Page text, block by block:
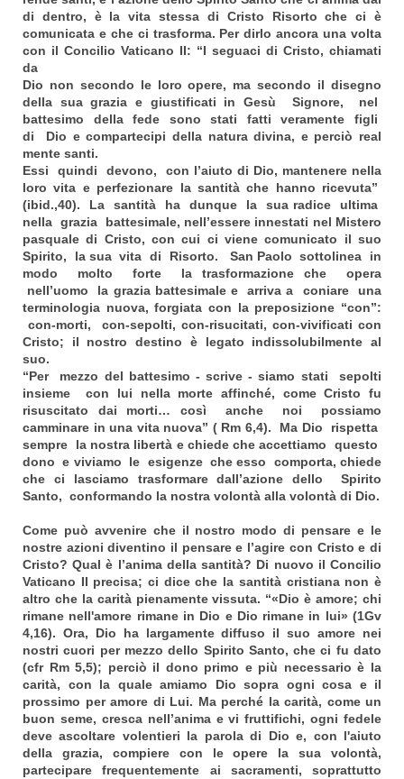
di dentro, è la vita stessa di Cristo Risorto che ci è
comunicata e che ci trasforma. Per dirlo ancora una volta
con il Concilio Vaticano II: “I seguaci di Cristo, chiamati
da
Dio non secondo le loro opere, ma secondo il disegno
della sua grazia e giustificati in Gesù Signore, nel
battesimo della fede sono stati fatti veramente figli
di Dio e compartecipi della natura divina, e perciò real
mente santi.
Essi quindi devono, con l’aiuto di Dio, mantenere nella
loro vita e perfezionare la santità che hanno ricevuta”
(ibid.,40). La santità ha dunque la sua radice ultima
nella grazia battesimale, nell’essere innestati nel Mistero
pasquale di Cristo, con cui ci viene comunicato il suo
Spirito, la sua vita di Risorto. San Paolo sottolinea in
modo molto forte la trasformazione che opera
nell’uomo la grazia battesimale e arriva a coniare una
terminologia nuova, forgiata con la preposizione “con”:
con-morti, con-sepolti, con-risucitati, con-vivificati con
Cristo; il nostro destino è legato indissolubilmente al
suo.
“Per mezzo del battesimo - scrive - siamo stati sepolti
insieme con lui nella morte affinché, come Cristo fu
risuscitato dai morti… così anche noi possiamo
camminare in una vita nuova” ( Rm 6,4). Ma Dio rispetta
sempre la nostra libertà e chiede che accettiamo questo
dono e viviamo le esigenze che esso comporta, chiede
che ci lasciamo trasformare dall’azione dello Spirito
Santo, conformando la nostra volontà alla volontà di Dio.
Come può avvenire che il nostro modo di pensare e le
nostre azioni diventino il pensare e l’agire con Cristo e di
Cristo? Qual è l’anima della santità? Di nuovo il Concilio
Vaticano II precisa; ci dice che la santità cristiana non è
altro che la carità pienamente vissuta. “«Dio è amore; chi
rimane nell'amore rimane in Dio e Dio rimane in lui» (1Gv
4,16). Ora, Dio ha largamente diffuso il suo amore nei
nostri cuori per mezzo dello Spirito Santo, che ci fu dato
(cfr Rm 5,5); perciò il dono primo e più necessario è la
carità, con la quale amiamo Dio sopra ogni cosa e il
prossimo per amore di Lui. Ma perché la carità, come un
buon seme, cresca nell’anima e vi fruttifichi, ogni fedele
deve ascoltare volentieri la parola di Dio e, con l'aiuto
della grazia, compiere con le opere la sua volontà,
partecipare frequentemente ai sacramenti, soprattutto